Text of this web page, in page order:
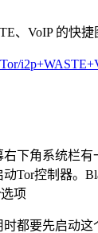
、VoIP 的快捷
下角系统栏有
Tor控制器。
项
都要先启动这